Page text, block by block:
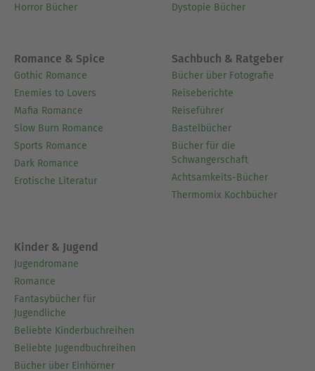
Horror Bücher
Dystopie Bücher
Romance & Spice
Gothic Romance
Enemies to Lovers
Mafia Romance
Slow Burn Romance
Sports Romance
Dark Romance
Erotische Literatur
Sachbuch & Ratgeber
Bücher über Fotografie
Reiseberichte
Reiseführer
Bastelbücher
Bücher für die
Schwangerschaft
Achtsamkeits-Bücher
Thermomix Kochbücher
Kinder & Jugend
Jugendromane
Romance
Fantasybücher für
Jugendliche
Beliebte Kinderbuchreihen
Beliebte Jugendbuchreihen
Bücher über Einhörner